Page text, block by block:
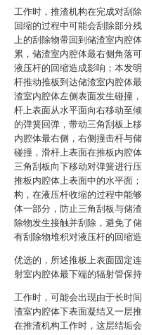
工作时，推渣机构在完成对刮
回缩的过程中可能会刮除部分
上的刮除物带回到储渣室内腔
累，储渣室内腔体最右侧角落
液压杆的回缩造成影响；本发
杆推动推板到达储渣室内腔体
渣室内腔体左侧表面发生碰撞
杆上表面从水平面向右移动至
的弹簧回弹，带动三角刮板上
内腔体最右侧，右侧撞击杆与
碰撞，滑杆上表面在推板内腔
三角刮板向下移动对弹簧进行
推板内腔体上表面中的水平面
构，在液压杆收缩的过程中能
体一部分，防止三角刮板与储
除物发生接触并刮除，避免了
有刮除物堆积对液压杆的回缩造
优选的，所述推板上表面固定
射室内腔体最下端的辐射管保持
工作时，可能会出现由于长时
渣室内腔体下表面凝结又一层
在推渣机构工作时，这层结垢